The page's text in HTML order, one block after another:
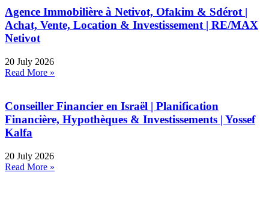
Agence Immobilière à Netivot, Ofakim & Sdérot |
Achat, Vente, Location & Investissement | RE/MAX
Netivot
20 July 2026
Read More »
Conseiller Financier en Israël | Planification
Financière, Hypothèques & Investissements | Yossef
Kalfa
20 July 2026
Read More »